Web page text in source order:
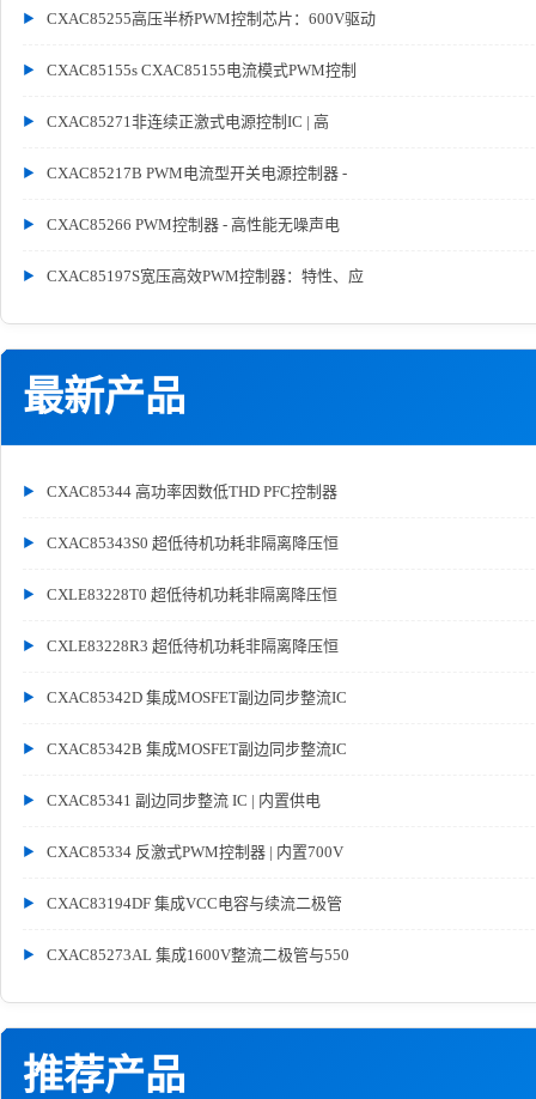
CXAC85255高压半桥PWM控制芯片：600V驱动
CXAC85155s CXAC85155电流模式PWM控制
CXAC85271非连续正激式电源控制IC | 高
CXAC85217B PWM电流型开关电源控制器 -
CXAC85266 PWM控制器 - 高性能无噪声电
CXAC85197S宽压高效PWM控制器：特性、应
最新产品
CXAC85344 高功率因数低THD PFC控制器
CXAC85343S0 超低待机功耗非隔离降压恒
CXLE83228T0 超低待机功耗非隔离降压恒
CXLE83228R3 超低待机功耗非隔离降压恒
CXAC85342D 集成MOSFET副边同步整流IC
CXAC85342B 集成MOSFET副边同步整流IC
CXAC85341 副边同步整流 IC | 内置供电
CXAC85334 反激式PWM控制器 | 内置700V
CXAC83194DF 集成VCC电容与续流二极管
CXAC85273AL 集成1600V整流二极管与550
推荐产品